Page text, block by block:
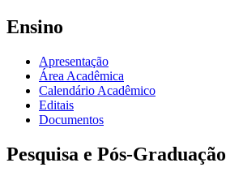
Ensino
Apresentação
Área Acadêmica
Calendário Acadêmico
Editais
Documentos
Pesquisa e Pós-Graduação